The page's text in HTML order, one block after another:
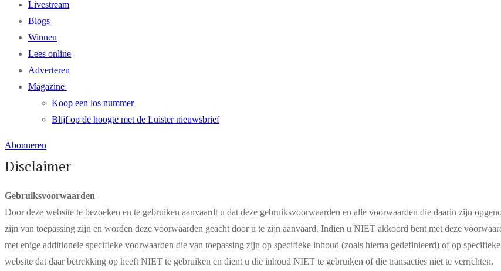
Livestream
Blogs
Winnen
Lees online
Adverteren
Magazine
Koop een los nummer
Blijf op de hoogte met de Luister nieuwsbrief
Abonneren
Disclaimer
Gebruiksvoorwaarden
Door deze website te bezoeken en te gebruiken aanvaardt u dat deze gebruiksvoorwaarden en alle voorwaarden die daarin zijn
zijn van toepassing zijn en worden deze voorwaarden geacht door u te zijn aanvaard. Indien u NIET akkoord bent met deze
met enige additionele specifieke voorwaarden die van toepassing zijn op specifieke inhoud (zoals hierna gedefinieerd) of op
website dat daar betrekking op heeft NIET te gebruiken en dient u die inhoud NIET te gebruiken of die transacties niet te verrichten.